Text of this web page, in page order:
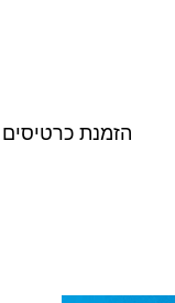
הזמנת